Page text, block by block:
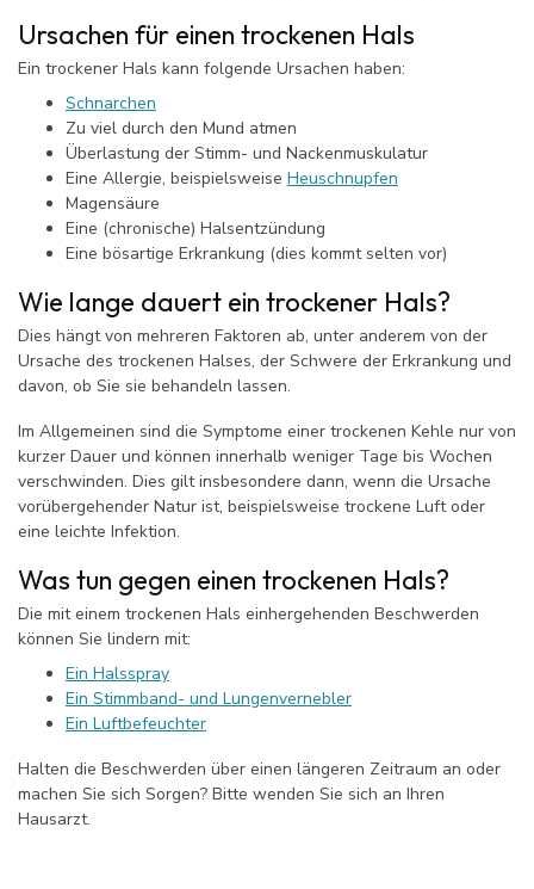
Ursachen für einen trockenen Hals
Ein trockener Hals kann folgende Ursachen haben:
Schnarchen
Zu viel durch den Mund atmen
Überlastung der Stimm- und Nackenmuskulatur
Eine Allergie, beispielsweise Heuschnupfen
Magensäure
Eine (chronische) Halsentzündung
Eine bösartige Erkrankung (dies kommt selten vor)
Wie lange dauert ein trockener Hals?
Dies hängt von mehreren Faktoren ab, unter anderem von der
Ursache des trockenen Halses, der Schwere der Erkrankung und
davon, ob Sie sie behandeln lassen.
Im Allgemeinen sind die Symptome einer trockenen Kehle nur von
kurzer Dauer und können innerhalb weniger Tage bis Wochen
verschwinden. Dies gilt insbesondere dann, wenn die Ursache
vorübergehender Natur ist, beispielsweise trockene Luft oder
eine leichte Infektion.
Was tun gegen einen trockenen Hals?
Die mit einem trockenen Hals einhergehenden Beschwerden
können Sie lindern mit:
Ein Halsspray
Ein Stimmband- und Lungenvernebler
Ein Luftbefeuchter
Halten die Beschwerden über einen längeren Zeitraum an oder
machen Sie sich Sorgen? Bitte wenden Sie sich an Ihren
Hausarzt.